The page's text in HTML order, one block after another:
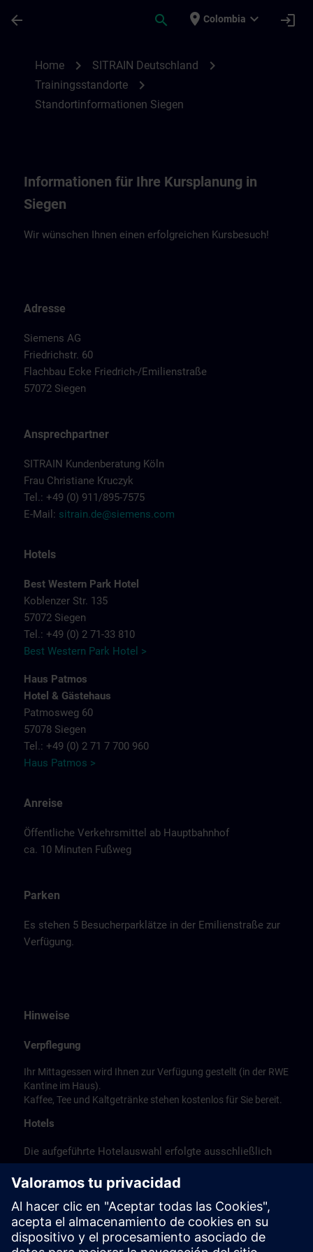
arrow_back search place Colombia expand_more login
Home chevron_right SITRAIN Deutschland chevron_right
Trainingsstandorte chevron_right
Standortinformationen Siegen
Informationen für Ihre Kursplanung in
Siegen
Wir wünschen Ihnen einen erfolgreichen Kursbesuch!
Adresse
Siemens AG
Friedrichstr. 60
Flachbau Ecke Friedrich-/Emilienstraße
57072 Siegen
Ansprechpartner
SITRAIN Kundenberatung Köln
Frau Christiane Kruczyk
Tel.: +49 (0) 911/895-7575
E-Mail: sitrain.de@siemens.com
Hotels
Best Western Park Hotel
Koblenzer Str. 135
57072 Siegen
Tel.: +49 (0) 2 71-33 810
Best Western Park Hotel >
Haus Patmos
Hotel & Gästehaus
Patmosweg 60
57078 Siegen
Tel.: +49 (0) 2 71 7 700 960
Haus Patmos >
Anreise
Öffentliche Verkehrsmittel ab Hauptbahnhof
ca. 10 Minuten Fußweg
Parken
Es stehen 5 Besucherparklätze in der Emilienstraße zur
Verfügung.
Hinweise
Verpflegung
Ihr Mittagessen wird Ihnen zur Verfügung gestellt (in der RWE
Kantine im Haus).
Kaffee, Tee und Kaltgetränke stehen kostenlos für Sie bereit.
Hotels
Die aufgeführte Hotelauswahl erfolgte ausschließlich
der günstigen Verkehrsanbindung zum
Veranstaltungsort.
Es handelt sich hierbei nicht um Siemens-
Vertragshotels, daher können wir für die Qualität der